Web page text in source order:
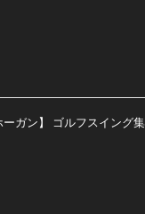
ーガン】 ゴルフスイング集